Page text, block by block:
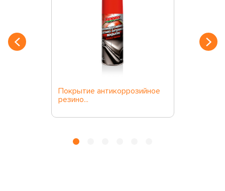
Покрытие антикоррозийное
резино...